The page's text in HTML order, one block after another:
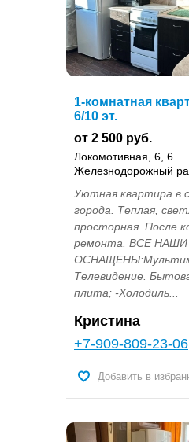
1-комнатная
6/10 эт.
от 2 500 руб.
Локомотивная, 6, 6
Железнодорожный
Уютная квартира в
города. Теплая,
просторная. После
ремонта. ВCЕ
Телевидение.
плита; -Холодиль...
Кристина
+7-909-809-23-06
Добавить в